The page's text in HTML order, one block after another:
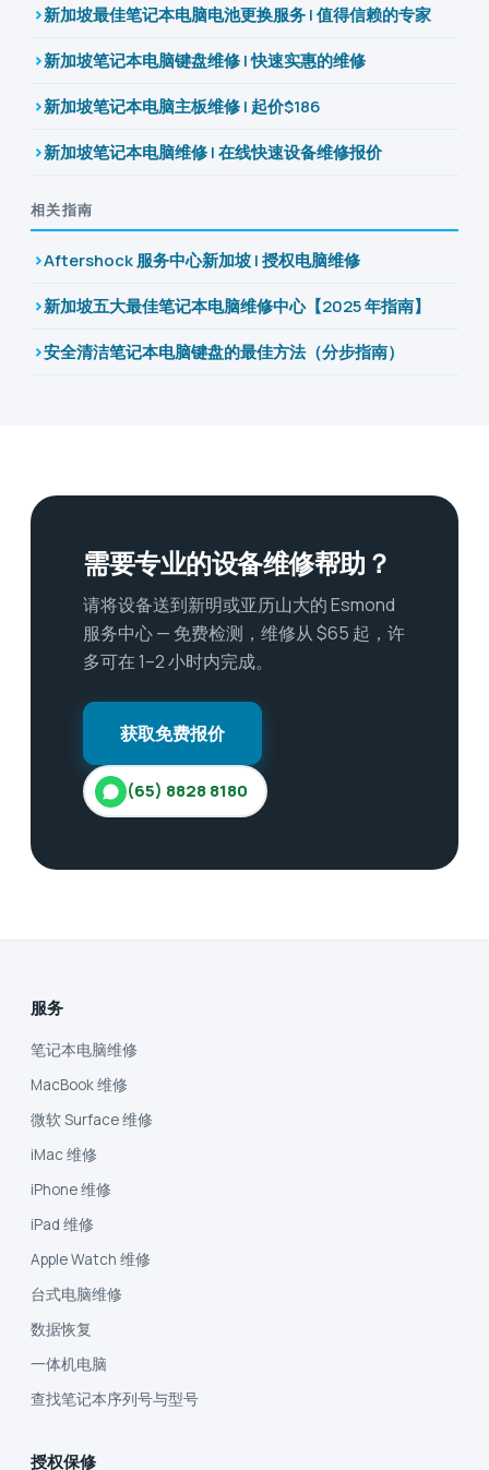
新加坡最佳笔记本电脑电池更换服务 | 值得信赖的专家
新加坡笔记本电脑键盘维修 | 快速实惠的维修
新加坡笔记本电脑主板维修 | 起价$186
新加坡笔记本电脑维修 | 在线快速设备维修报价
相关指南
Aftershock 服务中心新加坡 | 授权电脑维修
新加坡五大最佳笔记本电脑维修中心【2025 年指南】
安全清洁笔记本电脑键盘的最佳方法（分步指南）
需要专业的设备维修帮助？
请将设备送到新明或亚历山大的 Esmond
服务中心 — 免费检测，维修从 $65 起，许
多可在 1–2 小时内完成。
获取免费报价
(65) 8828 8180
服务
笔记本电脑维修
MacBook 维修
微软 Surface 维修
iMac 维修
iPhone 维修
iPad 维修
Apple Watch 维修
台式电脑维修
数据恢复
一体机电脑
查找笔记本序列号与型号
授权保修